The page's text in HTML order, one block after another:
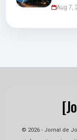
Aug 7,
© 2026 - Jornal de